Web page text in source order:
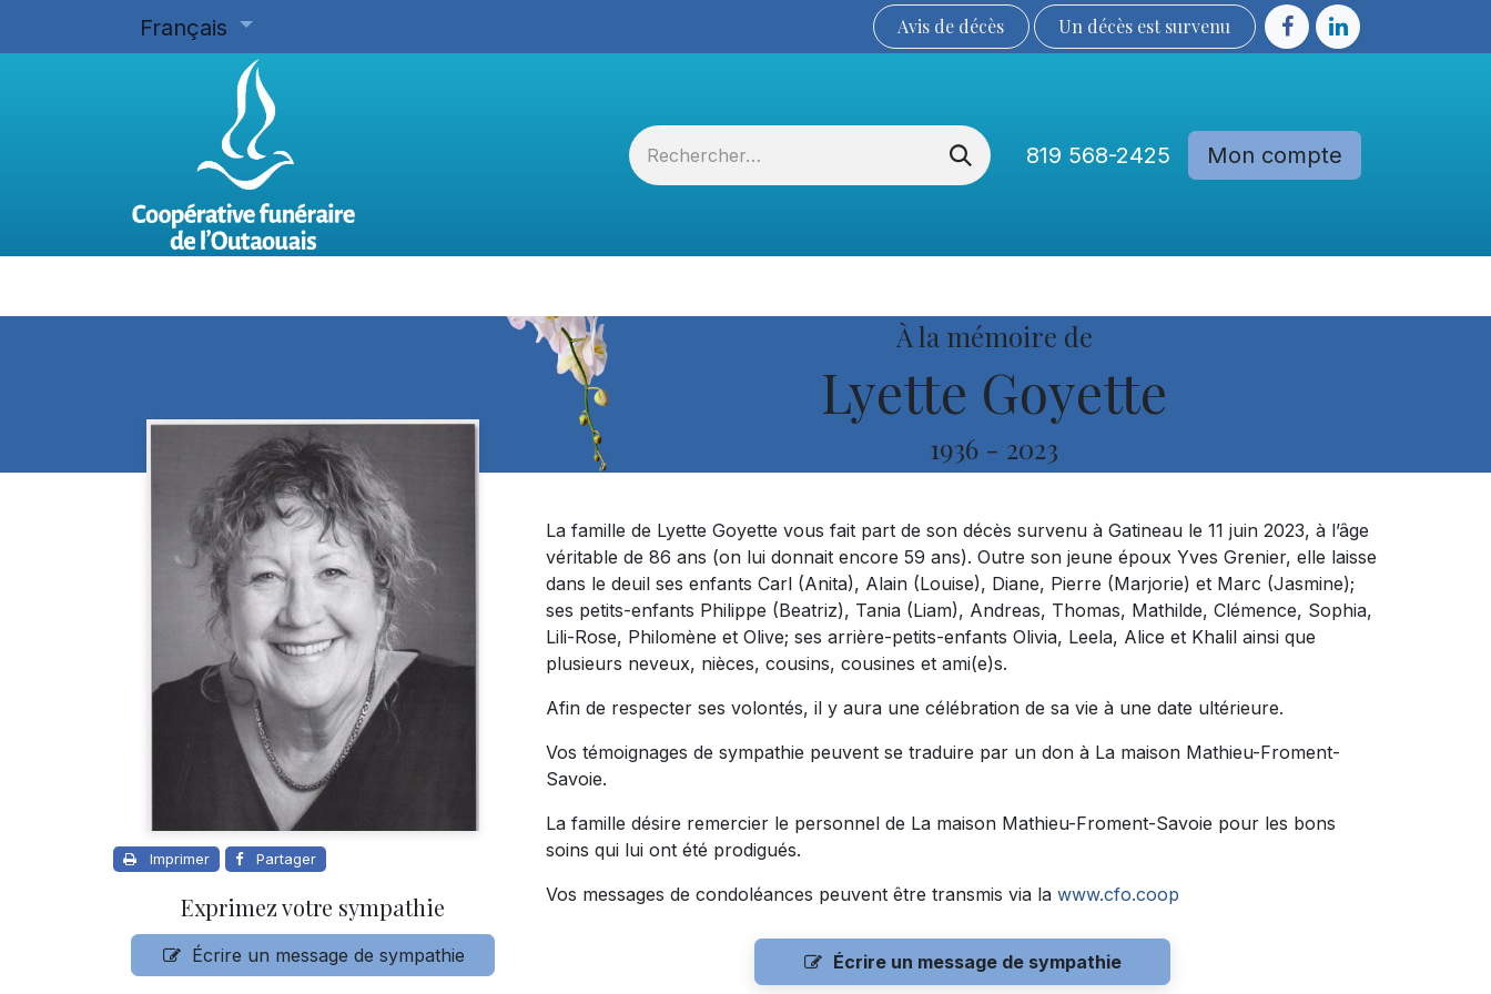
Français Avis de décès Un décès est sur​​​​​​​​ve​nu​​​​​​​​​​
819 568-2425 Mon compte
À la mémoire de
Lyette Goyette
1936 - 2023
Imprimer Partager
Exprimez votre sympathie
Écrire un message de sympathie
La famille de Lyette Goyette vous fait part de son décès survenu à Gatineau le 11 juin 2023, à l’âge
véritable de 86 ans (on lui donnait encore 59 ans). Outre son jeune époux Yves Grenier, elle laisse
dans le deuil ses enfants Carl (Anita), Alain (Louise), Diane, Pierre (Marjorie) et Marc (Jasmine);
ses petits-enfants Philippe (Beatriz), Tania (Liam), Andreas, Thomas, Mathilde, Clémence, Sophia,
Lili-Rose, Philomène et Olive; ses arrière-petits-enfants Olivia, Leela, Alice et Khalil ainsi que
plusieurs neveux, nièces, cousins, cousines et ami(e)s.
Afin de respecter ses volontés, il y aura une célébration de sa vie à une date ultérieure.
Vos témoignages de sympathie peuvent se traduire par un don à La maison Mathieu-Froment-
Savoie.
La famille désire remercier le personnel de La maison Mathieu-Froment-Savoie pour les bons
soins qui lui ont été prodigués.
Vos messages de condoléances peuvent être transmis via la www.cfo.coop
Écrire un message de sympathie